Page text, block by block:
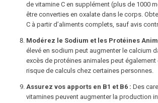
de vitamine C en supplément (plus de 1000
être converties en oxalate dans le corps.
C à partir d’aliments complets, sauf avis
Modérez le Sodium et les Protéines
élevé en sodium peut augmenter le calcium
excès de protéines animales peut également
risque de calculs chez certaines personnes.
Assurez vos apports en B1 et B6 : Des
vitamines peuvent augmenter la production